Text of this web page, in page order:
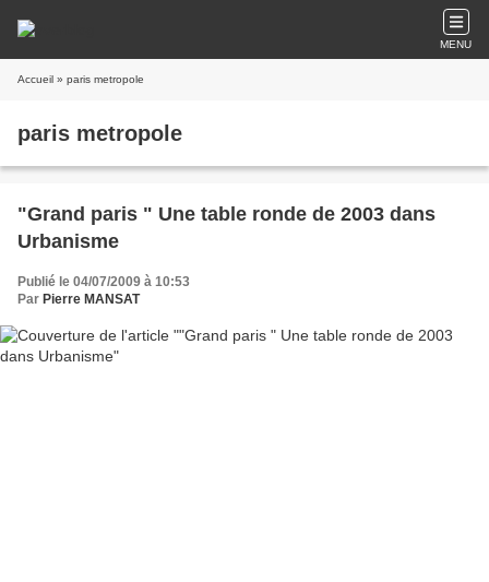
MENU
Accueil » paris metropole
paris metropole
"Grand paris " Une table ronde de 2003 dans
Urbanisme
Publié le 04/07/2009 à 10:53
Par Pierre MANSAT